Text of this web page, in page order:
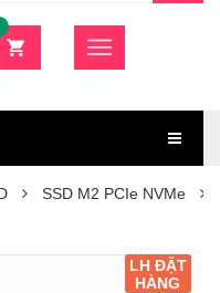
SSD M2 PCIe NVMe
LH ĐẶT
HÀNG